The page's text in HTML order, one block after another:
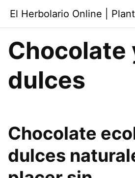
contenido
El Herbolario Online |
Chocolate
dulces
Chocolate
dulces